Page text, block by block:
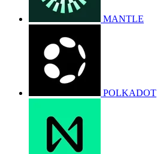
MANTLE
POLKADOT